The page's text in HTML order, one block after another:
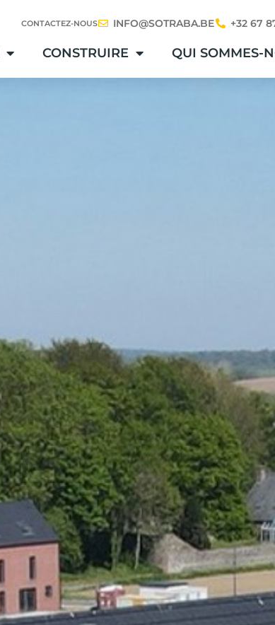
CONTACTEZ-NOUS INFO@SOTRABA.BE +32 67
CONSTRUIRE QUI SOMMES-